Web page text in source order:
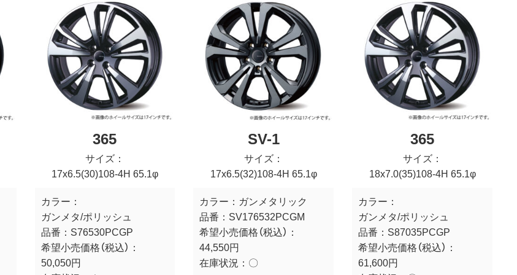
365
サイズ：
17x6.5(30)108-4H 65.1φ
カラー：
ガンメタ/ポリッシュ
品番： S76530PCGP
希望小売価格（税込）：
50,050円
SV-1
サイズ：
17x6.5(32)108-4H 65.1φ
カラー： ガンメタリック
品番： SV176532PCGM
希望小売価格（税込）：
44,550円
在庫状況： 〇
365
サイズ：
18x7.0(35)108-4H 65.1φ
カラー：
ガンメタ/ポリッシュ
品番： S87035PCGP
希望小売価格（税込）：
61,600円